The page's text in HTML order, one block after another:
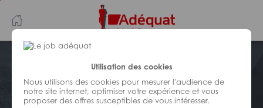
Utilisation des cookies
Nous utilisons des cookies pour mesurer l'audience de
notre site internet, optimiser votre expérience et vous
proposer des offres susceptibles de vous intéresser.
au
contenu
principal
navigation
BÂTIMENT ET TRAVAUX PUBLICS
Réf : 0Y2-309489